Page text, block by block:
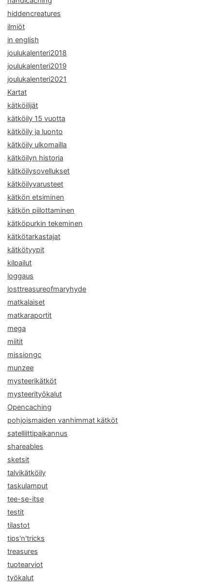
hiddencreatures
ilmiöt
in english
joulukalenteri2018
joulukalenteri2019
joulukalenteri2021
Kartat
kätköilijät
kätköily 15 vuotta
kätköily ja luonto
kätköily ulkomailla
kätköilyn historia
kätköilysovellukset
kätköilyvarusteet
kätkön etsiminen
kätkön piilottaminen
kätköpurkin tekeminen
kätkötarkastajat
kätkötyypit
kilpailut
loggaus
losttreasureofmaryhyde
matkalaiset
matkaraportit
mega
miitit
missiongc
munzee
mysteerikätköt
mysteerityökalut
Opencaching
pohjoismaiden vanhimmat kätköt
satelliittipaikannus
shareables
sketsit
talvikätköily
taskulamput
tee-se-itse
testit
tilastot
tips'n'tricks
treasures
tuotearviot
työkalut